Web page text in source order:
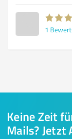
1
Keine Zeit
Mails? Jetzt